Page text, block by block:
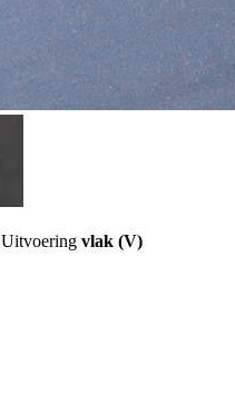
Uitvoering vlak (V)